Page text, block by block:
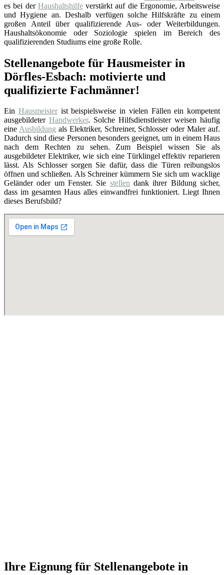
es bei der Haushaltshilfeverstärkt auf die Ergonomie, Arbeitsweise
und Hygiene an. Deshalb verfügen solche Hilfskräfte zu einem
großen Anteil über qualifizierende Aus- oder Weiterbildungen.
Haushaltsökonomie oder Soziologie spielen im Bereich des
qualifizierenden Studiums eine große Rolle.
Stellenangebote für Hausmeister in
Dörfles-Esbach: motivierte und
qualifizierte Fachmänner!
Ein Hausmeisterist beispielsweise in vielen Fällen ein kompetent
ausgebildeter Handwerker. Solche Hilfsdienstleister weisen häufig
eine Ausbildungals Elektriker, Schreiner, Schlosser oder Maler auf.
Dadurch sind diese Personen besonders geeignet, um in einem Haus
nach dem Rechten zu sehen. Zum Beispiel wissen Sie als
ausgebildeter Elektriker, wie sich eine Türklingel effektiv reparieren
lässt. Als Schlosser sorgen Sie dafür, dass die Türen reibungslos
öffnen und schließen. Als Schreiner kümmern Sie sich um wacklige
Geländer oder um Fenster. Sie stellendank ihrer Bildung sicher,
dass im gesamten Haus alles einwandfrei funktioniert. Liegt Ihnen
dieses Berufsbild?
Ihre Eignung für Stellenangebote in